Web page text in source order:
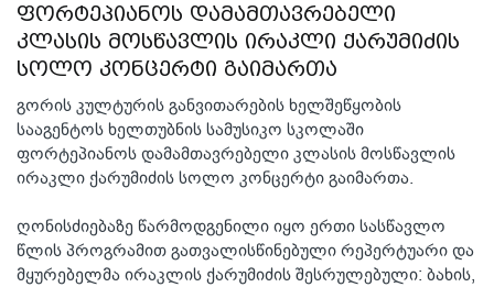
ფორტეპიანოს დამამთავრებელი
კლასის მოსწავლის ირაკლი ქარუმიძის
სოლო კონცერტი გაიმართა
გორის კულტურის განვითარების ხელშეწყობის
სააგენტოს ხელთუბნის სამუსიკო სკოლაში
ფორტეპიანოს დამამთავრებელი კლასის მოსწავლის
ირაკლი ქარუმიძის სოლო კონცერტი გაიმართა.
ღონისძიებაზე წარმოდგენილი იყო ერთი სასწავლო
წლის პროგრამით გათვალისწინებული რეპერტუარი და
მყურებელმა ირაკლის ქარუმიძის შესრულებული: ბახის,